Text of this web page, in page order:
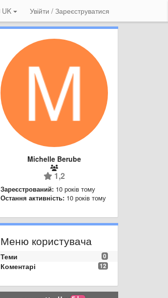
UK Увійти / Зареєструватися
Michelle Berube
1,2
Зареєстрований: 10 років тому
Остання активність: 10 років тому
Меню користувача
0
Теми
12
Коментарі